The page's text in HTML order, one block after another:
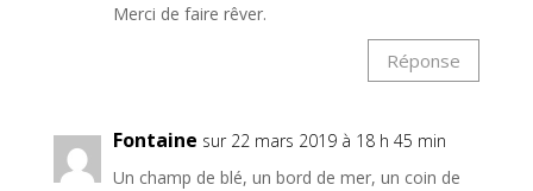
Merci de faire rêver.
Réponse
Fontaine sur 22 mars 2019 à 18 h 45 min
Un champ de blé, un bord de mer, un coin de